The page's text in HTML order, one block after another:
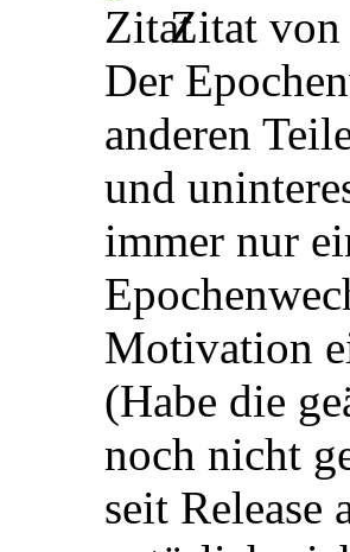
Zitat von
Der
anderen
und
immer nur
Motivation
(Habe die
noch nicht
seit